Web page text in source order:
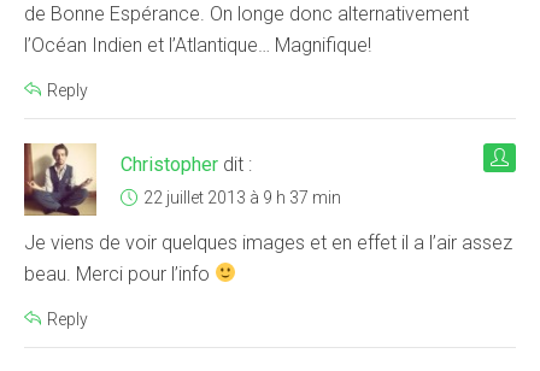
de Bonne Espérance. On longe donc alternativement
l’Océan Indien et l’Atlantique… Magnifique!
Reply
Christopher dit :
22 juillet 2013 à 9 h 37 min
Je viens de voir quelques images et en effet il a l’air assez
beau. Merci pour l’info
Reply